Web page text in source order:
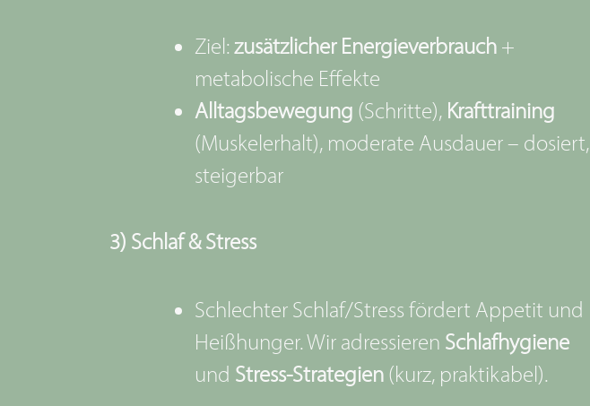
Ziel: zusätzlicher Energieverbrauch +
metabolische Effekte
Alltagsbewegung (Schritte), Krafttraining
(Muskelerhalt), moderate Ausdauer – dosiert,
steigerbar
3) Schlaf & Stress
Schlechter Schlaf/Stress fördert Appetit und
Heißhunger. Wir adressieren Schlafhygiene
und Stress-Strategien (kurz, praktikabel).